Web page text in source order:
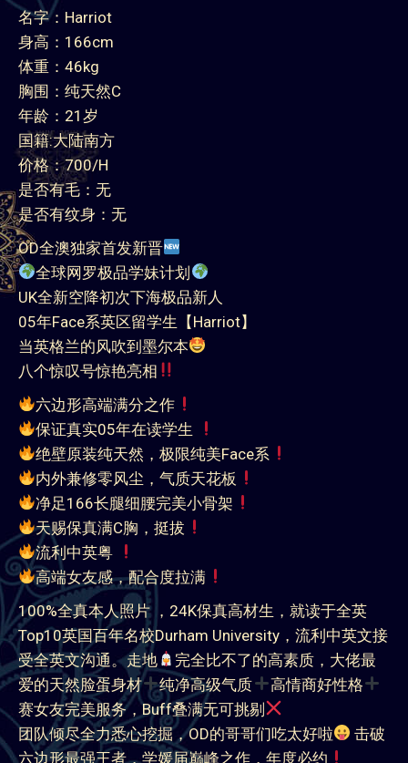
名字：Harriot
身高：166cm
体重：46kg
胸围：纯天然C
年龄：21岁
国籍:大陆南方
价格：700/H
是否有毛：无
是否有纹身：无
OD全澳独家首发新晋
全球网罗极品学妹计划
UK全新空降初次下海极品新人
05年Face系英区留学生【Harriot】
当英格兰的风吹到墨尔本
八个惊叹号惊艳亮相
六边形高端满分之作
保证真实05年在读学生
绝壁原装纯天然，极限纯美Face系
内外兼修零风尘，气质天花板
净足166长腿细腰完美小骨架
天赐保真满C胸，挺拔
流利中英粤
高端女友感，配合度拉满
100%全真本人照片 ，24K保真高材生，就读于全英
Top10英国百年名校Durham University，流利中英文接
受全英文沟通。走地
完全比不了的高素质，大佬最
爱的天然脸蛋身材
纯净高级气质
高情商好性格
赛女友完美服务，Buff叠满无可挑剔
团队倾尽全力悉心挖掘，OD的哥哥们吃太好啦
击破
六边形最强王者，学媛届巅峰之作，年度必约